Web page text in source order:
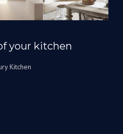
your kitchen
Kitchen